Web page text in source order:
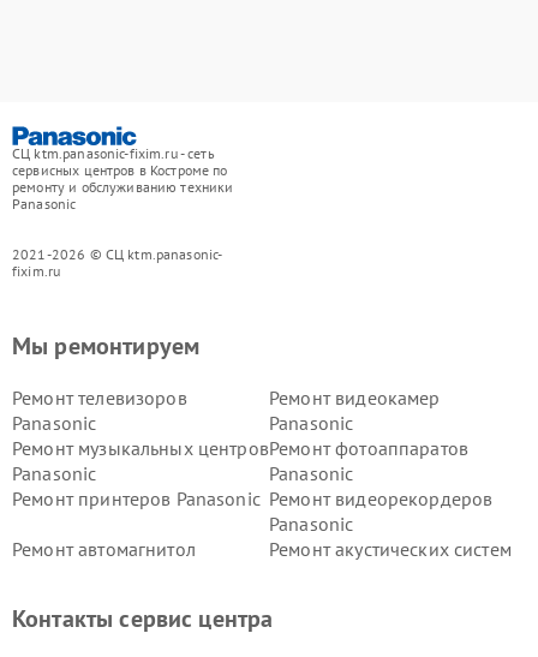
СЦ ktm.panasonic-fixim.ru - сеть
сервисных центров в Костроме по
ремонту и обслуживанию техники
Panasonic
2021-2026 © СЦ ktm.panasonic-
fixim.ru
Мы ремонтируем
Ремонт телевизоров
Panasonic
Ремонт видеокамер
Panasonic
Ремонт музыкальных центров
Panasonic
Ремонт фотоаппаратов
Panasonic
Ремонт принтеров Panasonic Ремонт видеорекордеров
Panasonic
Ремонт автомагнитол
Ремонт акустических систем
панелей Panasonic
Контакты сервис центра